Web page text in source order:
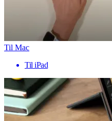
Til Mac
Til iPad